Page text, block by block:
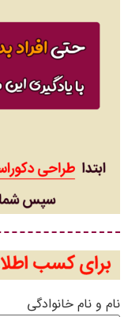
نام و نام خانوادگی